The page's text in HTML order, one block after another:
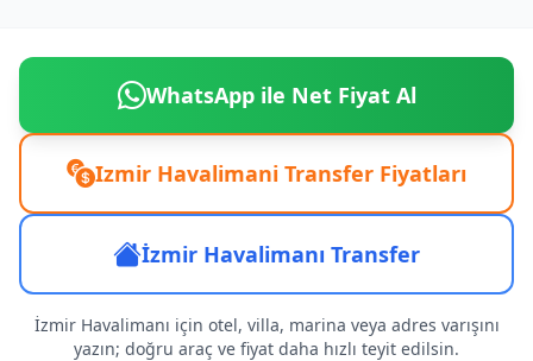
WhatsApp ile Net Fiyat Al
Izmir Havalimani Transfer Fiyatları
İzmir Havalimanı Transfer
İzmir Havalimanı için otel, villa, marina veya adres varışını
yazın; doğru araç ve fiyat daha hızlı teyit edilsin.